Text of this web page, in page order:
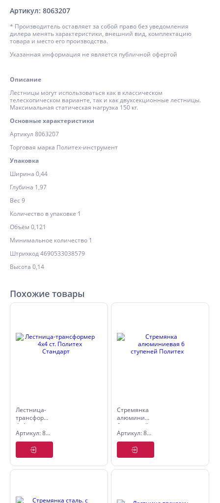
Артикул: 8063207
* Производитель оставляет за собой право без уведомления
дилера менять характеристики, внешний вид, комплектацию
товара и место его производства.
Указанная информация не является публичной офертой
Описание
Лестницы могут использоваться как в классическом
телескопическом варианте, так и как двухсекционные лестницы.
Максимальная статическая нагрузка 150 кг.
Основные характеристики
Артикул 8063207
Торговая марка Политех-инструмент
Упаковка
Ширина 0,44
Глубина 1,97
Вес 9
Количество в упаковке 1
Объём 0,121
Минимальное количество 1
Штрихкод 4690533038579
Высота 0,14
Похожие товары
Лестница-
трансформер
4х4 ст.
Политех
Стандарт
Артикул: 8062644
Стремянка
алюминиевая
6 ступеней
Политех
Артикул: 8060106